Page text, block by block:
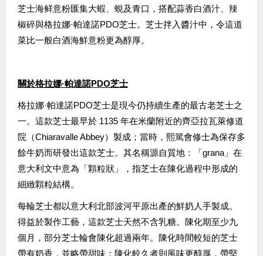
芝士海鲜意粉匯集大蝦、蜆及青口，搭配蒜香白酒汁、辣
椒碎與格拉娜·帕達諾PDO芝士。芝士拌入醬汁中，令這道
菜比一般白酒海鮮意粉更為醇厚。
關於格拉娜·帕達諾PDO芝士
格拉娜·帕達諾PDO芝士是現今仍持續生產的最古老芝士之
一。這款芝士最早於 1135 年在米蘭附近的齊亞拉瓦萊修道
院（Chiaravalle Abbey）製成；當時，熙篤會修士為保存多
餘牛奶而研發出這款芝士。其名稱源自質地：「grana」在
意大利文中意為「顆粒狀」，指芝士在陳化過程中形成的
細緻顆粒結構。
每輪芝士都以意大利北部波河平原出產的鮮奶人手製成。
得益於製作工藝，這款芝士天然不含乳糖。陳化期至少九
個月，部分芝士輪會陳化超過兩年。陳化時間較短的芝士
帶有奶香，並略帶甜味；陳化較久者則風味更醇厚，帶堅